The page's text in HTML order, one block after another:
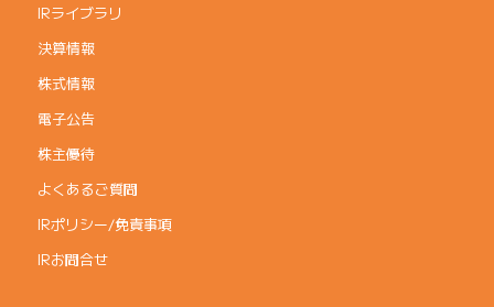
IRライブラリ
決算情報
株式情報
電子公告
株主優待
よくあるご質問
IRポリシー/免責事項
IRお問合せ